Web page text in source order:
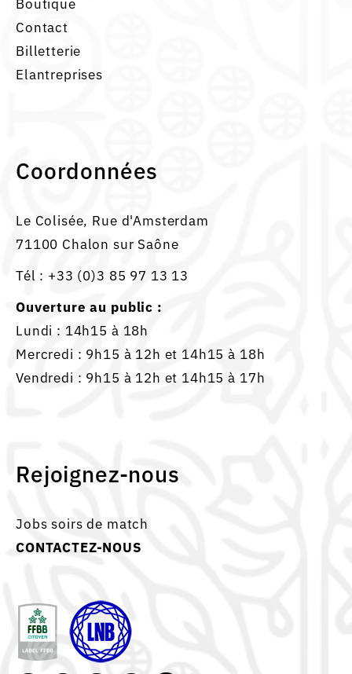
Boutique
Contact
Billetterie
Elantreprises
Coordonnées
Le Colisée, Rue d'Amsterdam
71100 Chalon sur Saône
Tél : +33 (0)3 85 97 13 13
Ouverture au public :
Lundi : 14h15 à 18h
Mercredi : 9h15 à 12h et 14h15 à 18h
Vendredi : 9h15 à 12h et 14h15 à 17h
Rejoignez-nous
Jobs soirs de match
CONTACTEZ-NOUS